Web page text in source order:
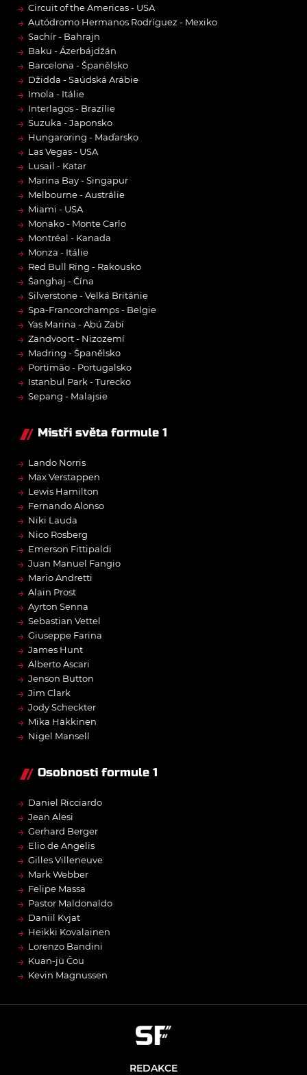
→ Circuit of the Americas - USA
→ Autódromo Hermanos Rodríguez - Mexiko
→ Sachír - Bahrajn
→ Baku - Ázerbájdžán
→ Barcelona - Španělsko
→ Džidda - Saúdská Arábie
→ Imola - Itálie
→ Interlagos - Brazílie
→ Suzuka - Japonsko
→ Hungaroring - Maďarsko
→ Las Vegas - USA
→ Lusail - Katar
→ Marina Bay - Singapur
→ Melbourne - Austrálie
→ Miami - USA
→ Monako - Monte Carlo
→ Montréal - Kanada
→ Monza - Itálie
→ Red Bull Ring - Rakousko
→ Šanghaj - Čína
→ Silverstone - Velká Británie
→ Spa-Francorchamps - Belgie
→ Yas Marina - Abú Zabí
→ Zandvoort - Nizozemí
→ Madring - Španělsko
→ Portimão - Portugalsko
→ Istanbul Park - Turecko
→ Sepang - Malajsie
Mistři světa formule 1
→ Lando Norris
→ Max Verstappen
→ Lewis Hamilton
→ Fernando Alonso
→ Niki Lauda
→ Nico Rosberg
→ Emerson Fittipaldi
→ Juan Manuel Fangio
→ Mario Andretti
→ Alain Prost
→ Ayrton Senna
→ Sebastian Vettel
→ Giuseppe Farina
→ James Hunt
→ Alberto Ascari
→ Jenson Button
→ Jim Clark
→ Jody Scheckter
→ Mika Häkkinen
→ Nigel Mansell
Osobnosti formule 1
→ Daniel Ricciardo
→ Jean Alesi
→ Gerhard Berger
→ Elio de Angelis
→ Gilles Villeneuve
→ Mark Webber
→ Felipe Massa
→ Pastor Maldonaldo
→ Daniil Kvjat
→ Heikki Kovalainen
→ Lorenzo Bandini
→ Kuan-jü Čou
→ Kevin Magnussen
REDAKCE